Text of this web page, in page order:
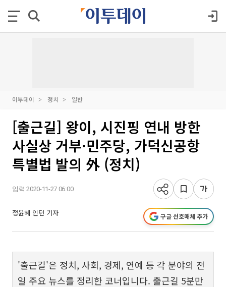
이투데이 정치 일반
[출근길] 왕이, 시진핑 연내 방한
사실상 거부·민주당, 가덕신공항
특별법 발의 外 (정치)
입력 2020-11-27 06:00
정윤혜 인턴 기자 구글 선호매체 추가
'출근길'은 정치, 사회, 경제, 연예 등 각 분야의 전
일 주요 뉴스를 정리한 코너입니다. 출근길 5분만